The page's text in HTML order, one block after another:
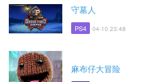
守墓人
PS4 04-10 23:48
麻布仔大冒险